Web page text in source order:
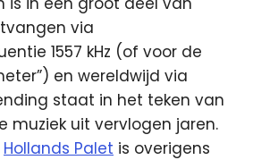
via
1557 kHz (of voor de
en wereldwijd via
staat in het teken van
muziek uit vervlogen jaren.
Hollands Palet is overigens